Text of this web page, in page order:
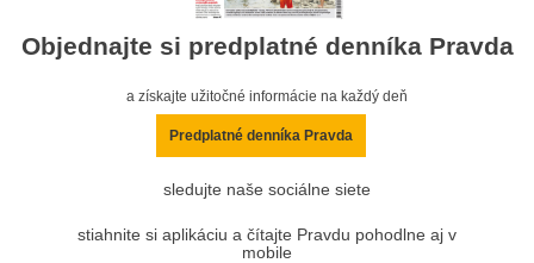
Objednajte si predplatné denníka Pravda
a získajte užitočné informácie na každý deň
Predplatné denníka Pravda
sledujte naše sociálne siete
stiahnite si aplikáciu a čítajte Pravdu pohodlne aj v
mobile